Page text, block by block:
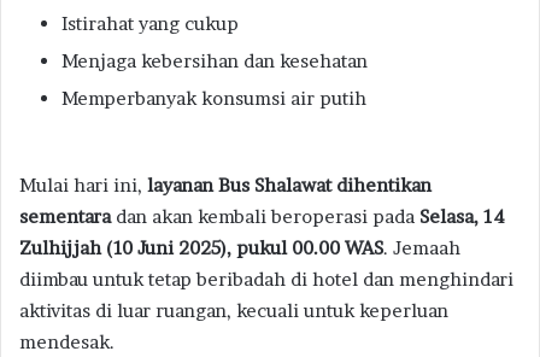
Istirahat yang cukup
Menjaga kebersihan dan kesehatan
Memperbanyak konsumsi air putih
Mulai hari ini, layanan Bus Shalawat dihentikan
sementaradan akan kembali beroperasi pada Selasa, 14
Zulhijjah (10 Juni 2025), pukul 00.00 WAS. Jemaah
diimbau untuk tetap beribadah di hotel dan menghindari
aktivitas di luar ruangan, kecuali untuk keperluan
mendesak.